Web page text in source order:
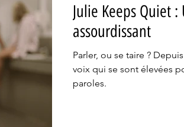
Julie Keeps Quiet
assourdissant
Parler, ou se taire ?
voix qui se sont élevées
paroles.